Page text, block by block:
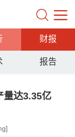
财报
报告
量达3.35亿